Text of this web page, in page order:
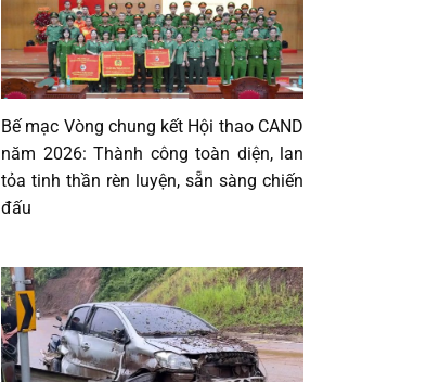
Bế mạc Vòng chung kết Hội thao CAND
năm 2026: Thành công toàn diện, lan
tỏa tinh thần rèn luyện, sẵn sàng chiến
đấu